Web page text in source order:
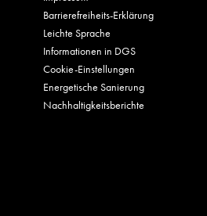
Barrierefreiheits-Erklärung
Leichte Sprache
Informationen in DGS
Cookie-Einstellungen
Energetische Sanierung
Nachhaltigkeitsberichte